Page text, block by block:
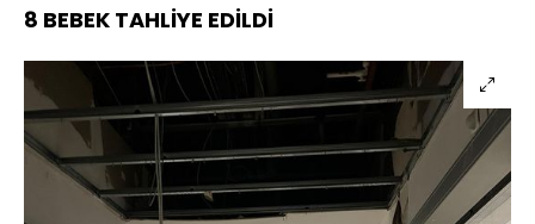
8 BEBEK TAHLİYE EDİLDİ